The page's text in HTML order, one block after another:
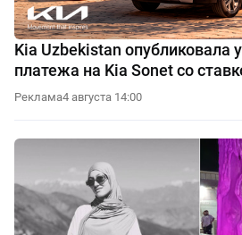
Kia Uzbekistan опубликовала
платежа на Kia Sonet со
Реклама4 августа 14:00